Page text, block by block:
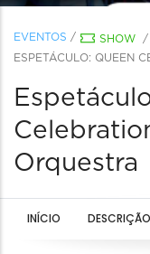
EVENTOS / SHOW /
ESPETÁCULO: QUEEN
Orquestra
INÍCIO DESCRIÇÃO